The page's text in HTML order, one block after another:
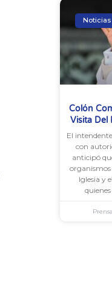
Noticias
Colón
Visita Del
El
con
anticipó
organismos
Iglesia y